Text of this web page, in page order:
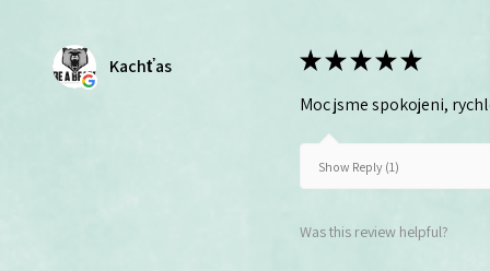
Kachťas ★★★★★
Moc jsme spokojeni,
Show Reply (1)
Was this review helpful?